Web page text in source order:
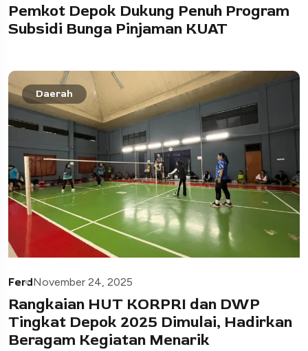
Pemkot Depok Dukung Penuh Program
Subsidi Bunga Pinjaman KUAT
Daerah
FerdNovember 24, 2025
Rangkaian HUT KORPRI dan DWP
Tingkat Depok 2025 Dimulai, Hadirkan
Beragam Kegiatan Menarik